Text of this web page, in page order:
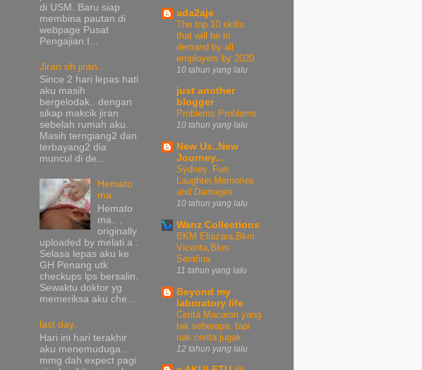
di USM. Baru siap
membina pautan di
webpage Pusat
Pengajian I...
Jiran oh jiran...
Since 2 hari lepas hati
aku masih
bergelodak.. dengan
sikap makcik jiran
sebelah rumah aku.
Masih terngiang2 dan
terbayang2 dia
muncul di de...
Hemato
ma..
Hemato
ma.. ,
originally
uploaded by melati.a .
Selasa lepas aku ke
GH Penang utk
checkups lps bersalin.
Sewaktu doktor yg
memeriksa aku che...
last day..
Hari ini hari terakhir
aku menemuduga..
mmg dah expect pagi
ada2aje
The top 10 skills
that will be in
demand by all
employers by 2020
10 tahun yang lalu
just another
blogger
Problems Problems
10 tahun yang lalu
New Us..New
Journey...
Sydney..Fun,
Laughter,Memories
and Damages
10 tahun yang lalu
Wanz Collections
BKM Eliazara,Bkm
Vicenta,Bkm
Serafina
11 tahun yang lalu
Beyond my
laboratory life
Cerita Macaron yang
tak seberapa, tapi
nak cerita jugak
12 tahun yang lalu